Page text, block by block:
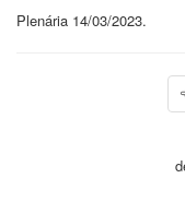
Plenária 14/03/2023.